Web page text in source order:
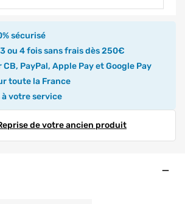
sécurisé
ou 4 fois sans frais dès 250€
PayPal, Apple Pay et Google Pay
toute la France
votre service
de votre ancien produit